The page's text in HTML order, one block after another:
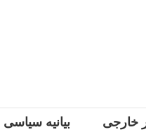
خارجی بیانیه سیاسی